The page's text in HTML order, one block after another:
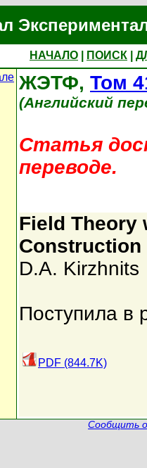
НАЧАЛО ПОИСК
ЖЭТФ, Том
(Английский
Статья
переводе.
Field Theory
Construction
D.A. Kirzhnits
Поступила в
PDF (844.7K)
Сообщить о